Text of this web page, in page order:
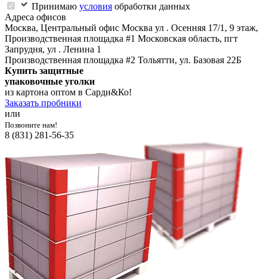
Принимаю условия обработки данных
Адреса офисов
Москва, Центральный офис Москва ул . Осенняя 17/1, 9 этаж,
Производственная площадка #1 Московская область, пгт
Запрудня, ул . Ленина 1
Производственная площадка #2 Тольятти, ул. Базовая 22Б
Купить защитные
упаковочные уголки
из картона оптом в Сарди&Ко!
Заказать пробники
или
Позвоните нам!
8 (831) 281-56-35